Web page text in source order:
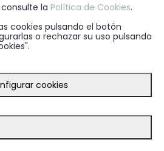
la Política de Cookies.
cookies pulsando el botón
o rechazar su uso pulsando
cookies